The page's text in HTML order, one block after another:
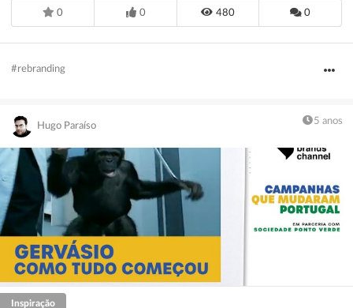
0 0 480 0
#rebranding
Hugo Paraíso 5 anos
Inspiração